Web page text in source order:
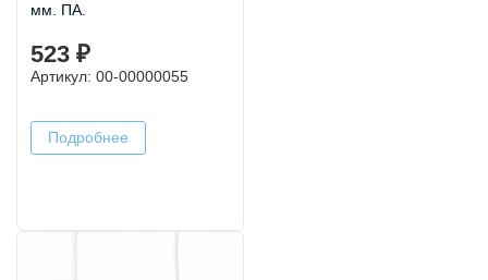
мм. ПА.
523 ₽
Артикул: 00-00000055
Подробнее